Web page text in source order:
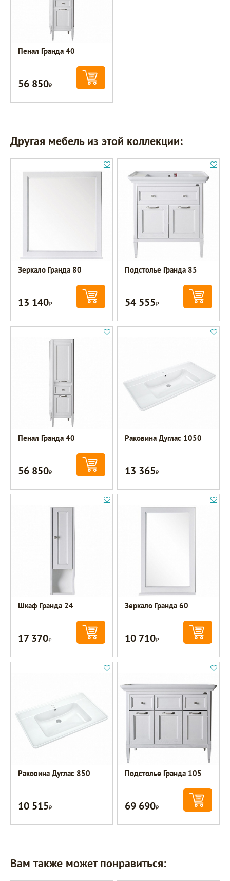
Пенал Гранда 40
56 850Р
Другая мебель из этой коллекции:
Зеркало Гранда 80
13 140Р
Подстолье Гранда 85
54 555Р
Пенал Гранда 40
56 850Р
Раковина Дуглас 1050
13 365Р
Шкаф Гранда 24
17 370Р
Зеркало Гранда 60
10 710Р
Раковина Дуглас 850
10 515Р
Подстолье Гранда 105
69 690Р
Вам также может понравиться: